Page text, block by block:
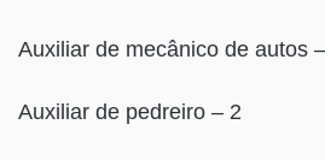
Auxiliar de mecânico de autos
Auxiliar de pedreiro – 2